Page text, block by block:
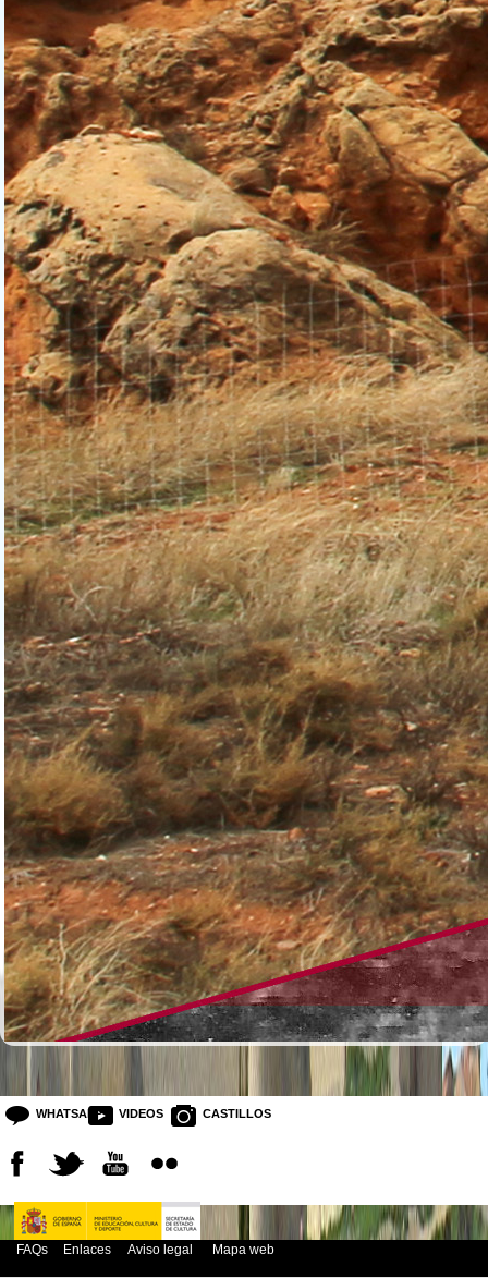
WHATSAPP VIDEOS CASTILLOS
FAQs Enlaces Aviso legal Mapa web